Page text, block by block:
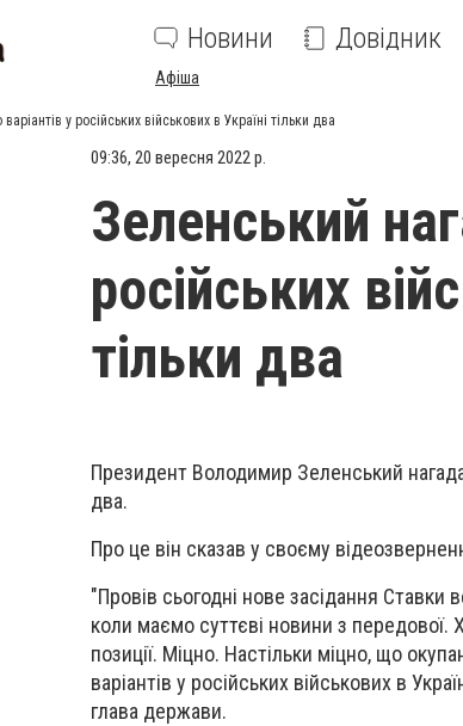
Новини Довідник
Афіша
у російських військових в Україні тільки два
09:36, 20 вересня 2022 р.
Зеленський
російських
тільки два
Президент Володимир Зеленський
два.
Про це він сказав у своєму
"Провів сьогодні нове засідання
коли маємо суттєві новини з передової.
позиції. Міцно. Настільки міцно, що
варіантів у російських військових в
глава держави.